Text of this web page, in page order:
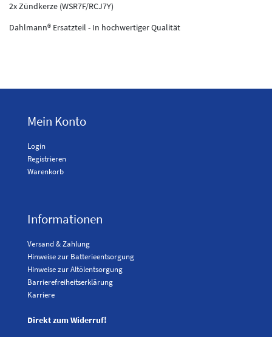
2x Zündkerze (WSR7F/RCJ7Y)
Dahlmann® Ersatzteil - In hochwertiger Qualität
Mein Konto
Login
Registrieren
Warenkorb
Informationen
Versand & Zahlung
Hinweise zur Batterieentsorgung
Hinweise zur Altölentsorgung
Barrierefreiheitserklärung
Karriere
Direkt zum Widerruf!